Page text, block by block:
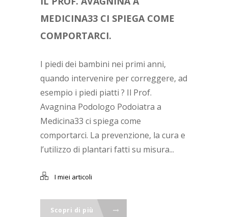
MEDICINA33 CI SPIEGA COME
COMPORTARCI.
I piedi dei bambini nei primi anni,
quando intervenire per correggere, ad
esempio i piedi piatti ? Il Prof.
Avagnina Podologo Podoiatra a
Medicina33 ci spiega come
comportarci. La prevenzione, la cura e
l’utilizzo di plantari fatti su misura...
I miei articoli
Scopri di più